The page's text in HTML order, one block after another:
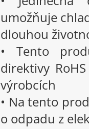
umožňuje
dlouhou
• Tento
direktivy
výrobcích
• Na tento
o odpadu z